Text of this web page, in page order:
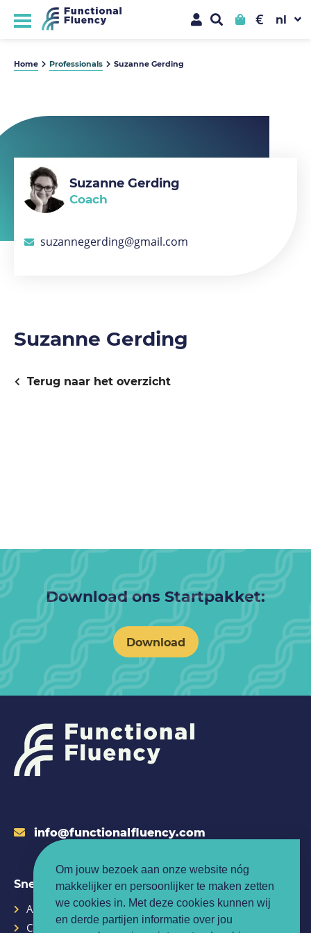
Om jouw bezoek aan onze website nóg
makkelijker en persoonlijker te maken zetten
we cookies in. Met deze cookies kunnen wij
en derde partijen informatie over jou
€
Home Professionals Suzanne Gerding
Suzanne Gerding
Coach
suzannegerding@gmail.com
Suzanne Gerding
Terug naar het overzicht
Download ons Startpakket:
Download
info@functionalfluency.com
Snelle links
Agenda
Contact
Privacybeleid
Algemene Voorwaarden